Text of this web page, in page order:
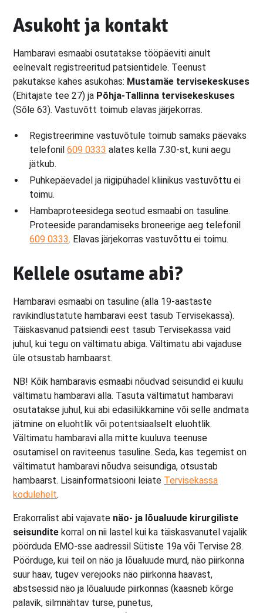
Asukoht ja kontakt
Hambaravi esmaabi osutatakse tööpäeviti ainult
eelnevalt registreeritud patsientidele. Teenust
pakutakse kahes asukohas: Mustamäe tervisekeskuses
(Ehitajate tee 27) ja Põhja-Tallinna tervisekeskuses
(Sõle 63). Vastuvõtt toimub elavas järjekorras.
Registreerimine vastuvõtule toimub samaks päevaks
telefonil609 0333 alates kella 7.30-st, kuni aegu
jätkub.
Puhkepäevadel ja riigipühadel kliinikus vastuvõttu ei
toimu.
Hambaproteesidega seotud esmaabi on tasuline.
Proteeside parandamiseks broneerige aeg telefonil
609 0333. Elavas järjekorras vastuvõttu ei toimu.
Kellele osutame abi?
Hambaravi esmaabi on tasuline (alla 19-aastaste
ravikindlustatute hambaravi eest tasub Tervisekassa).
Täiskasvanud patsiendi eest tasub Tervisekassa vaid
juhul, kui tegu on vältimatu abiga. Vältimatu abi vajaduse
üle otsustab hambaarst.
NB! Kõik hambaravis esmaabi nõudvad seisundid ei kuulu
vältimatu hambaravi alla. Tasuta vältimatut hambaravi
osutatakse juhul, kui abi edasilükkamine või selle andmata
jätmine on eluohtlik või potentsiaalselt eluohtlik.
Vältimatu hambaravi alla mitte kuuluva teenuse
osutamisel on raviteenus tasuline. Seda, kas tegemist on
vältimatut hambaravi nõudva seisundiga, otsustab
hambaarst. Lisainformatsiooni leiate Tervisekassa
kodulehelt.
Erakorralist abi vajavate näo- ja lõualuude kirurgiliste
seisundite korral on nii lastel kui ka täiskasvanutel vajalik
pöörduda EMO-sse aadressil Sütiste 19a või Tervise 28.
Pöörduge, kui teil on näo ja lõualuude murd, näo piirkonna
suur haav, tugev verejooks näo piirkonna haavast,
abstsessid näo ja lõualuude piirkonnas (kaasneb kõrge
palavik, silmnähtav turse, punetus,